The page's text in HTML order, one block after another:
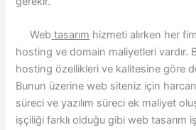
Web tasarım hizmeti alırken her
hosting ve domain maliyetleri vardır.
hosting özellikleri ve kalitesine göre
Bunun üzerine web siteniz için
süreci ve yazılım süreci ek maliyet
işçiliği farklı olduğu gibi web tasarım